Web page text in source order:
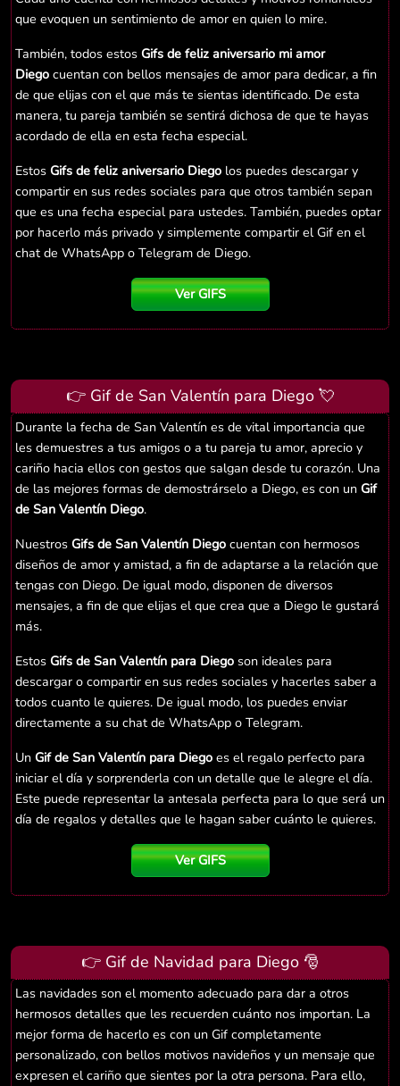
que evoquen un sentimiento de amor en quien lo mire.
También, todos estos Gifs de feliz aniversario mi amor
Diego cuentan con bellos mensajes de amor para dedicar, a fin
de que elijas con el que más te sientas identificado. De esta
manera, tu pareja también se sentirá dichosa de que te hayas
acordado de ella en esta fecha especial.
Estos Gifs de feliz aniversario Diego los puedes descargar y
compartir en sus redes sociales para que otros también sepan
que es una fecha especial para ustedes. También, puedes optar
por hacerlo más privado y simplemente compartir el Gif en el
chat de WhatsApp o Telegram de Diego.
Ver GIFS
👉 Gif de San Valentín para Diego 💘
Durante la fecha de San Valentín es de vital importancia que
les demuestres a tus amigos o a tu pareja tu amor, aprecio y
cariño hacia ellos con gestos que salgan desde tu corazón. Una
de las mejores formas de demostrárselo a Diego, es con un Gif
de San Valentín Diego.
Nuestros Gifs de San Valentín Diego cuentan con hermosos
diseños de amor y amistad, a fin de adaptarse a la relación que
tengas con Diego. De igual modo, disponen de diversos
mensajes, a fin de que elijas el que crea que a Diego le gustará
más.
Estos Gifs de San Valentín para Diego son ideales para
descargar o compartir en sus redes sociales y hacerles saber a
todos cuanto le quieres. De igual modo, los puedes enviar
directamente a su chat de WhatsApp o Telegram.
Un Gif de San Valentín para Diego es el regalo perfecto para
iniciar el día y sorprenderla con un detalle que le alegre el día.
Este puede representar la antesala perfecta para lo que será un
día de regalos y detalles que le hagan saber cuánto le quieres.
Ver GIFS
👉 Gif de Navidad para Diego 🎅
Las navidades son el momento adecuado para dar a otros
hermosos detalles que les recuerden cuánto nos importan. La
mejor forma de hacerlo es con un Gif completamente
personalizado, con bellos motivos navideños y un mensaje que
expresen el cariño que sientes por la otra persona. Para ello,